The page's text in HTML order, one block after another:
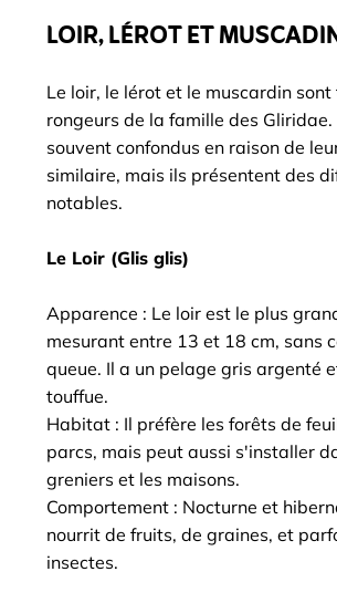
LOIR, LÉROT ET
Le loir, le lérot et le muscardin sont
rongeurs de la famille des Gliridae.
souvent confondus en raison de
similaire, mais ils présentent des
notables.
Le Loir (Glis glis)
Apparence : Le loir est le plus
mesurant entre 13 et 18 cm, sans
queue. Il a un pelage gris argenté
touffue.
Habitat : Il préfère les forêts de
parcs, mais peut aussi s'installer
greniers et les maisons.
Comportement : Nocturne et
nourrit de fruits, de graines, et
insectes.